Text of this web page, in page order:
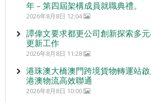
年 – 第四屆架構成員就職典禮。
2026年8月8日 12:04
譚偉文要求都更公司創新探索多
更新工作
2026年8月8日 11:28
港珠澳大橋澳門跨境貨物轉運站
港澳物流高效聯通
2026年8月8日 10:00